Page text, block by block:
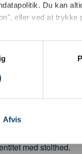
Du kan
eller ved at trykke
vil vi også gerne:
præcise oplysninger
på hele websitet.
til at tilpasse vores
også oplysninger
og
har indsamlet fra din
Afvis
Kapacitet: 300 ml
Låg: Bambus
krus som dette bliver
års erfaring med
og krus. Med
har ydet en
med stolthed.